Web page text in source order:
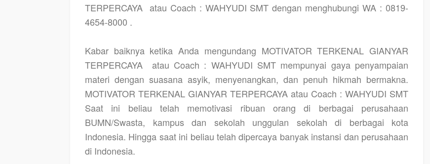
TERPERCAYA atau Coach : WAHYUDI SMT dengan menghubungi WA : 0819-
4654-8000 .
Kabar baiknya ketika Anda mengundang MOTIVATOR TERKENAL GIANYAR
TERPERCAYA
atau Coach : WAHYUDI SMT mempunyai gaya penyampaian
materi dengan suasana asyik, menyenangkan, dan penuh hikmah bermakna.
MOTIVATOR TERKENAL GIANYAR TERPERCAYA atau Coach : WAHYUDI SMT
Saat ini beliau telah memotivasi ribuan orang di berbagai perusahaan
BUMN/Swasta, kampus dan sekolah unggulan sekolah di berbagai kota
Indonesia. Hingga saat ini beliau telah dipercaya banyak instansi dan perusahaan
di Indonesia.